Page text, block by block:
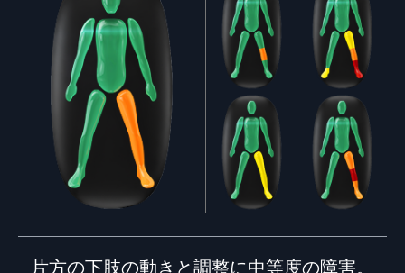
片方の下肢の動きと調整に中等度の障害。